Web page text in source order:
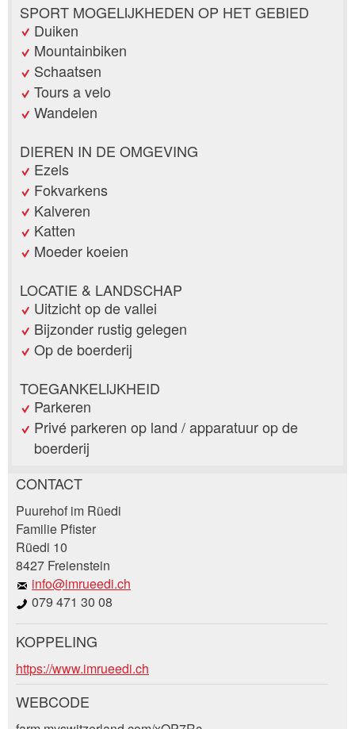
SPORT MOGELIJKHEDEN OP HET GEBIED
Duiken
Mountainbiken
Schaatsen
Tours a velo
Wandelen
DIEREN IN DE OMGEVING
Ezels
Fokvarkens
Kalveren
Katten
Moeder koeien
LOCATIE & LANDSCHAP
Uitzicht op de vallei
Bijzonder rustig gelegen
Op de boerderij
TOEGANKELIJKHEID
Parkeren
Privé parkeren op land / apparatuur op de
boerderij
Post afkeuren
Uw feedback wordt zeer gewaardeerd!
Algemene feedback
Vermelding niet langer geldig
Onvolledige vermelding
Beveel deze advertentie aan bij vrienden.
CONTACT
Puurehof im Rüedi
Familie Pfister
Rüedi 10
8427 Freienstein
info@imrueedi.ch
079 471 30 08
Boekingsaanvraag
Aankomst *
KOPPELING
https://www.imrueedi.ch
WEBCODE